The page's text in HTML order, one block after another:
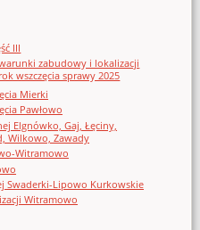
III
zabudowy i lokalizacji
wszczęcia sprawy 2025
Mierki
Pawłowo
Elgnówko, Gaj, Łęciny,
Wilkowo, Zawady
Witramowo
Swaderki-Lipowo Kurkowskie
Witramowo